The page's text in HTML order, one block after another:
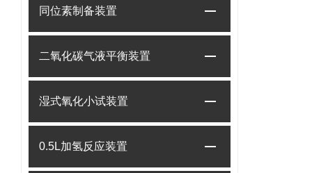
同位素制备装置
二氧化碳气液平衡装置
湿式氧化小试装置
0.5L加氢反应装置